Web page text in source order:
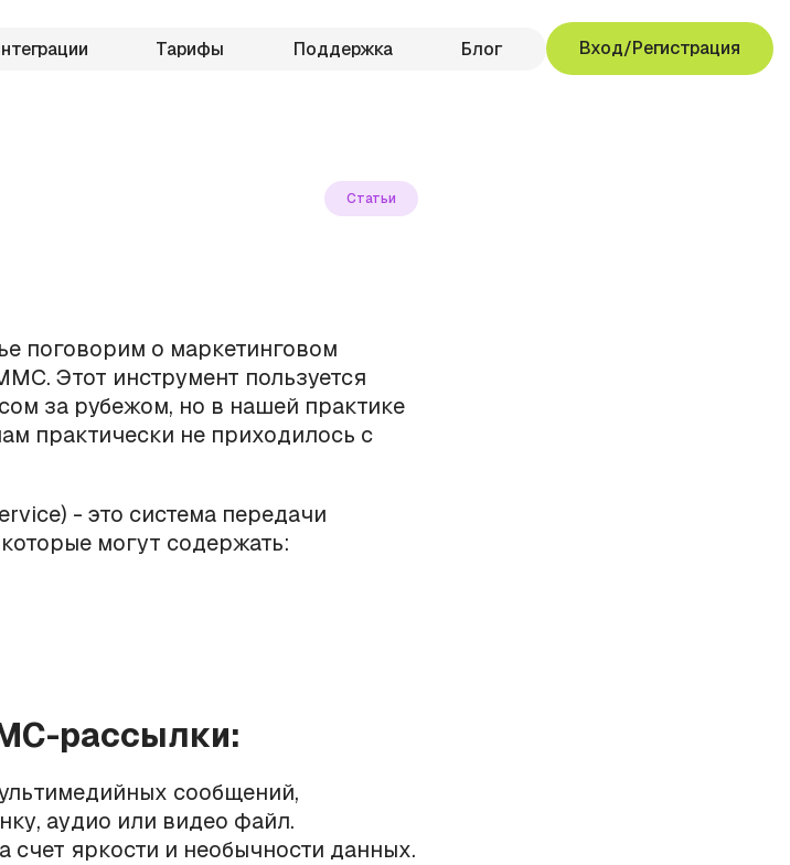
Тарифы Поддержка Блог Вход/Регистрация
Статьи
поговорим о маркетинговом
Этот инструмент пользуется
за рубежом, но в нашей практике
практически не приходилось с
- это система передачи
могут содержать:
рассылки:
сообщений,
аудио или видео файл.
счет яркости и необычности данных.